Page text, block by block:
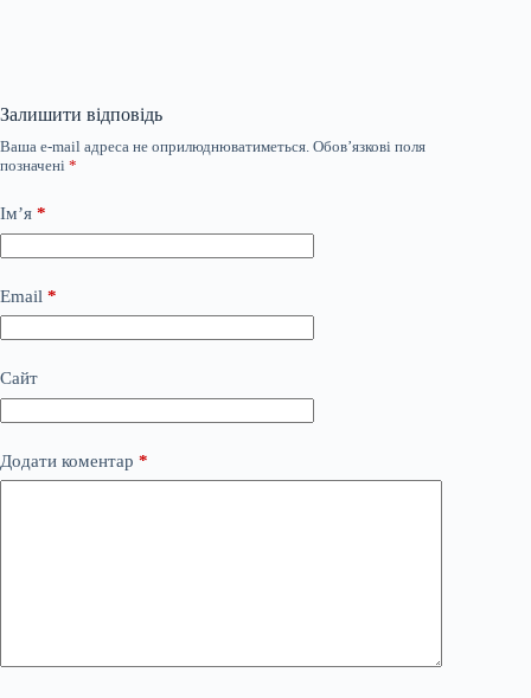
Залишити відповідь
Ваша e-mail адреса не оприлюднюватиметься. Обов’язкові поля
позначені *
Ім’я *
Email *
Сайт
Додати коментар *